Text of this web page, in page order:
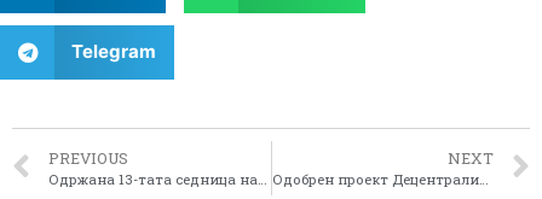
Telegram
PREVIOUS NEXT
Одобрен проект Децентрализирана соработка- културна политика и културна размена – помеѓу Р. Македонија (регионот Пелагонија) и Р. Франција (регионот Долна Нормандија)”